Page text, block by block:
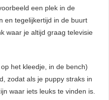
een plek in de
en tegelijkertijd in de buurt
waar je altijd graag televisie
het kleedje, in de bench)
zodat als je puppy straks in
waar iets leuks te vinden is.